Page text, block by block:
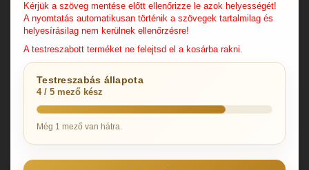
Kérjük a szöveg mentése előtt ellenőrizze le azok helyességét!
A nyomtatás automatikusan történik a szövegek tartalmilag és
helyesírásilag nem kerülnek ellenőrzésre!
A testreszabott terméket ne felejtsd el a kosárba rakni.
Testreszabás állapota
4 / 5 mező kész
Még 1 mező van hátra.